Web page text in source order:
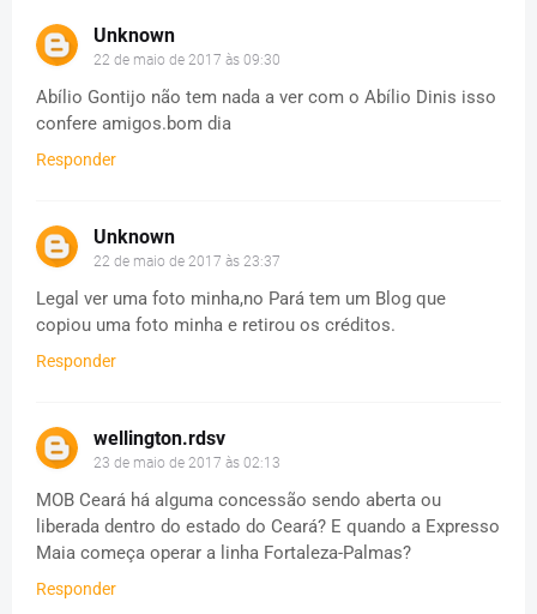
Unknown
22 de maio de 2017 às 09:30
Abílio Gontijo não tem nada a ver com o Abílio Dinis isso
confere amigos.bom dia
Responder
Unknown
22 de maio de 2017 às 23:37
Legal ver uma foto minha,no Pará tem um Blog que
copiou uma foto minha e retirou os créditos.
Responder
wellington.rdsv
23 de maio de 2017 às 02:13
MOB Ceará há alguma concessão sendo aberta ou
liberada dentro do estado do Ceará? E quando a Expresso
Maia começa operar a linha Fortaleza-Palmas?
Responder